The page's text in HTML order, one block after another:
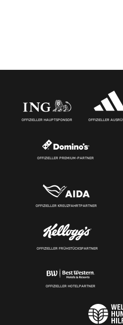
OFFIZIELLER HAUPTSPONSOR OFFIZIELLER
OFFIZIELLER PREMIUM-PARTNER
OFFIZIELLER KREUZFAHRTPARTNER
OFFIZIELLER FRÜHSTÜCKSPARTNER
OFFIZIELLER HOTELPARTNER